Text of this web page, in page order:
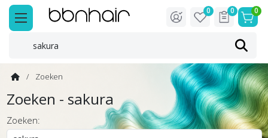
0
0
0
Zoeken
Zoeken - sakura
Zoeken: